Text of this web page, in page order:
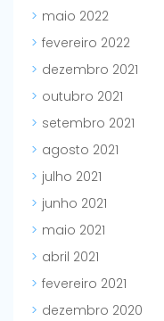
maio 2022
fevereiro 2022
dezembro 2021
outubro 2021
setembro 2021
agosto 2021
julho 2021
junho 2021
maio 2021
abril 2021
fevereiro 2021
dezembro 2020